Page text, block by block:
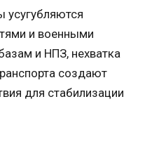
и военными
и НПЗ, нехватка
создают
для стабилизации